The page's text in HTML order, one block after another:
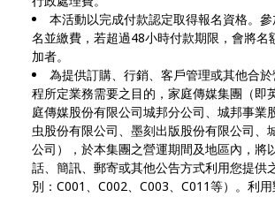
本活動以完成付款認定取得報名資格。
名並繳費，若超過48小時付款期限，會將名
加者。
為提供訂購、行銷、客戶管理或其他合
程所定業務需要之目的，家庭傳媒集團（即
庭傳媒股份有限公司城邦分公司、城邦事業
虫股份有限公司、墨刻出版股份有限公司、
公司），於本集團之營運期間及地區內，將
話、簡訊、郵寄或其他公告方式利用您提供
別：C001、C002、C003、C011等）。利用